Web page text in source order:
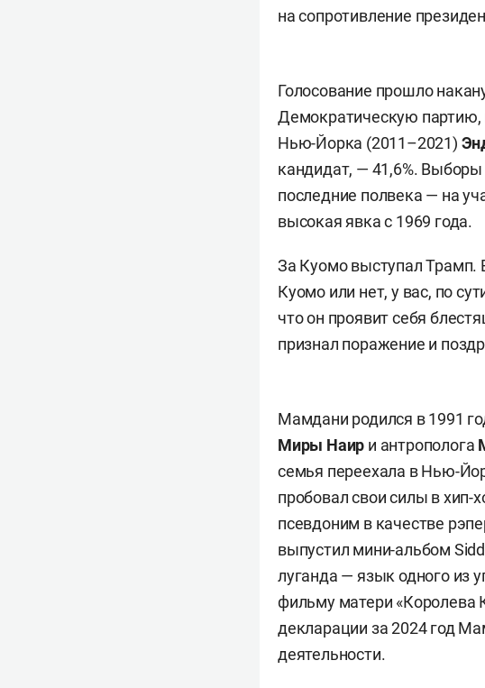
на сопротивление
Голосование прошло
Демократическую партию,
Нью-Йорка (2011–2021)
кандидат, — 41,6%.
последние полвека — на
высокая явка с 1969 года.
За Куомо выступал Трамп.
Куомо или нет, у вас, по
что он проявит себя
признал поражение и
Мамдани родился в 1991
Миры Наир и антрополога
семья переехала в Нью-
пробовал свои силы в хип-
псевдоним в качестве
выпустил мини-альбом
луганда — язык одного из
фильму матери
декларации за 2024 год
деятельности.